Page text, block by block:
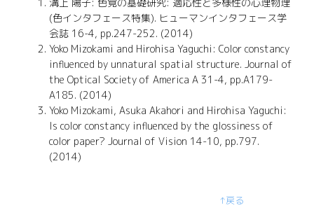
(色インタフェース特集). ヒューマンインタフェース学
会誌 16-4, pp.247-252. (2014)
Yoko Mizokami and Hirohisa Yaguchi: Color constancy
influenced by unnatural spatial structure. Journal of
the Optical Society of America A 31-4, pp.A179-
A185. (2014)
Yoko Mizokami, Asuka Akahori and Hirohisa Yaguchi:
Is color constancy influenced by the glossiness of
color paper? Journal of Vision 14-10, pp.797.
(2014)
↑戻る